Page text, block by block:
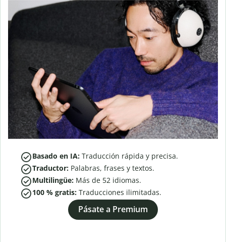
Basado en IA: Traducción rápida y precisa.
Traductor: Palabras, frases y textos.
Multilingüe: Más de 52 idiomas.
100 % gratis: Traducciones ilimitadas.
Pásate a Premium